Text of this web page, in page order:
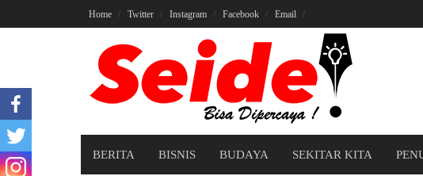
to
Home Twitter Instagram Facebook Email
BERITA BISNIS BUDAYA SEKITAR KITA